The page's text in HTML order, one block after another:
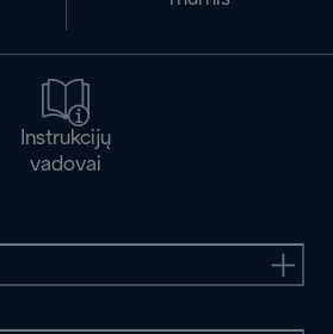
Instrukcijų
vadovai